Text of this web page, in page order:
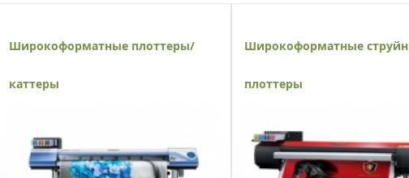
Широкоформатные плоттеры/
каттеры
Широкоформатные
плоттеры